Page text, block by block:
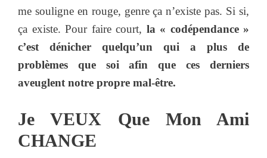
me souligne en rouge, genre ça n’existe pas. Si si,
ça existe. Pour faire court, la « codépendance »
c’est dénicher quelqu’un qui a plus de
problèmes que soi afin que ces derniers
aveuglent notre propre mal-être.
Je VEUX Que Mon Ami
CHANGE